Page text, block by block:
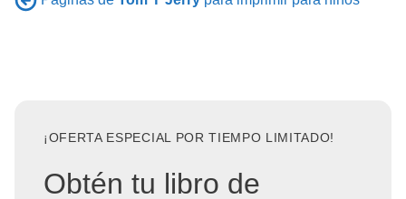
¡OFERTA ESPECIAL POR TIEMPO LIMITADO!
Obtén tu libro de